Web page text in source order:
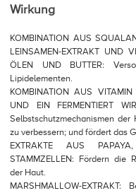
Wirkung
KOMBINATION AUS
LEINSAMEN-EXTRAKT UND
ÖLEN UND BUTTER:
Lipidelementen.
KOMBINATION AUS
UND EIN FERMENTIERT
Selbstschutzmechanismen
zu verbessern; und fördert das
EXTRAKTE AUS
STAMMZELLEN: Fördern die
der Haut.
MARSHMALLOW-